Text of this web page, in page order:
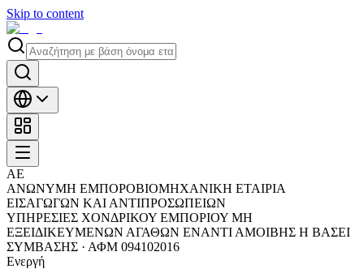
Skip to content
ΑΕ
ΑΝΩΝΥΜΗ ΕΜΠΟΡΟΒΙΟΜΗΧΑΝΙΚΗ ΕΤΑΙΡΙΑ
ΕΙΣΑΓΩΓΩΝ ΚΑΙ ΑΝΤΙΠΡΟΣΩΠΕΙΩΝ
ΥΠΗΡΕΣΙΕΣ ΧΟΝΔΡΙΚΟΥ ΕΜΠΟΡΙΟΥ ΜΗ
ΕΞΕΙΔΙΚΕΥΜΕΝΩΝ ΑΓΑΘΩΝ ΕΝΑΝΤΙ ΑΜΟΙΒΗΣ Η ΒΑΣΕΙ
ΣΥΜΒΑΣΗΣ · ΑΦΜ 094102016
Ενεργή